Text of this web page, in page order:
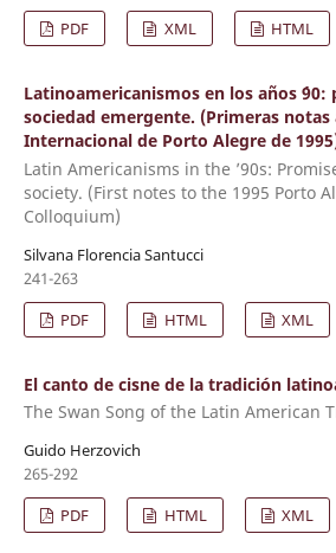
PDF
XML HTML
Latinoamericanismos en los años
sociedad emergente. (Primeras notas
Internacional de Porto Alegre de
Latin Americanisms in the ’90s:
society. (First notes to the 1995 Porto
Colloquium)
Silvana Florencia Santucci
241-263
PDF
HTML XML
El canto de cisne de la tradición
The Swan Song of the Latin American
Guido Herzovich
265-292
PDF
HTML XML